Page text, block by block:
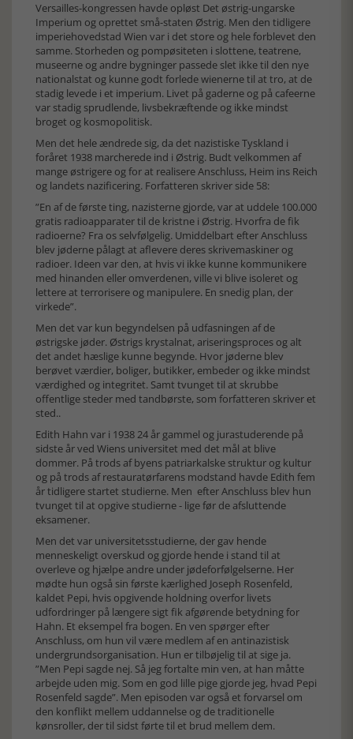
Versailles-kongressen havde opløst Det østrig-ungarske
Imperium og oprettet små-staten Østrig. Men den tidligere
imperiehovedstad Wien var i det store og hele forblevet den
samme. Storheden og pompøsiteten i slottene, teatrene,
museerne og andre bygninger passede slet ikke til den nye
nationalstat og kunne godt forlede wienerne til at tro, at de
stadig levede i et imperium. Livet på gaderne og på cafeerne
var stadig sprudlende, livsbekræftende og ikke mindst
broget og kosmopolitisk.
Men det hele ændrede sig, da det nazistiske Tyskland i
foråret 1938 marcherede ind i Østrig. Budt velkommen af
mange østrigere og for at realisere Anschluss, Heim ins Reich
og landets nazificering. Forfatteren skriver side 58:
”En af de første ting, nazisterne gjorde, var at uddele 100.000
gratis radioapparater til de kristne i Østrig. Hvorfra de fik
radioerne? Fra os selvfølgelig. Umiddelbart efter Anschluss
blev jøderne pålagt at aflevere deres skrivemaskiner og
radioer. Ideen var den, at hvis vi ikke kunne kommunikere
med hinanden eller omverdenen, ville vi blive isoleret og
lettere at terrorisere og manipulere. En snedig plan, der
virkede”.
Men det var kun begyndelsen på udfasningen af de
østrigske jøder. Østrigs krystalnat, ariseringsproces og alt
det andet hæslige kunne begynde. Hvor jøderne blev
berøvet værdier, boliger, butikker, embeder og ikke mindst
værdighed og integritet. Samt tvunget til at skrubbe
offentlige steder med tandbørste, som forfatteren skriver et
sted..
Edith Hahn var i 1938 24 år gammel og jurastuderende på
sidste år ved Wiens universitet med det mål at blive
dommer. På trods af byens patriarkalske struktur og kultur
og på trods af restauratørfarens modstand havde Edith fem
år tidligere startet studierne. Men efter Anschluss blev hun
tvunget til at opgive studierne - lige før de afsluttende
eksamener.
Men det var universitetsstudierne, der gav hende
menneskeligt overskud og gjorde hende i stand til at
overleve og hjælpe andre under jødeforfølgelserne. Her
mødte hun også sin første kærlighed Joseph Rosenfeld,
kaldet Pepi, hvis opgivende holdning overfor livets
udfordringer på længere sigt fik afgørende betydning for
Hahn. Et eksempel fra bogen. En ven spørger efter
Anschluss, om hun vil være medlem af en antinazistisk
undergrundsorganisation. Hun er tilbøjelig til at sige ja.
”Men Pepi sagde nej. Så jeg fortalte min ven, at han måtte
arbejde uden mig. Som en god lille pige gjorde jeg, hvad Pepi
Rosenfeld sagde”. Men episoden var også et forvarsel om
den konflikt mellem uddannelse og de traditionelle
kønsroller, der til sidst førte til et brud mellem dem.